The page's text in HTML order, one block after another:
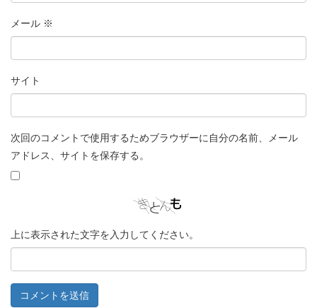
メール ※
サイト
次回のコメントで使用するためブラウザーに自分の名前、メール
アドレス、サイトを保存する。
上に表示された文字を入力してください。